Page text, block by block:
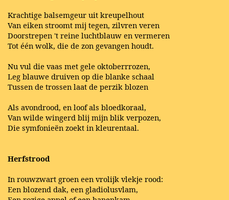
Krachtige balsemgeur uit kreupelhout
Van eiken stroomt mij tegen, zilvren veren
Doorstrepen 't reine luchtblauw en vermeren
Tot één wolk, die de zon gevangen houdt.
Nu vul die vaas met gele oktoberrrozen,
Leg blauwe druiven op die blanke schaal
Tussen de trossen laat de perzik blozen
Als avondrood, en loof als bloedkoraal,
Van wilde wingerd blij mijn blik verpozen,
Die symfonieën zoekt in kleurentaal.
Herfstrood
In rouwzwart groen een vrolijk vlekje rood:
Een blozend dak, een gladiolusvlam,